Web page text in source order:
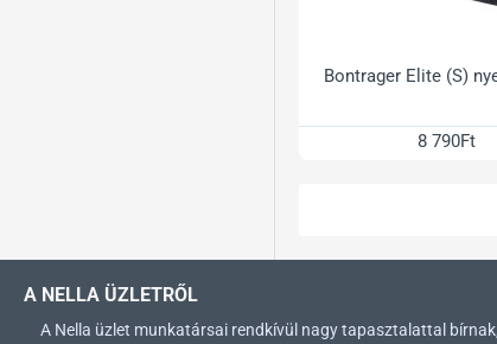
Bontrager Elite (S)
8 790Ft
A NELLA ÜZLETRŐL
A Nella üzlet munkatársai rendkívül nagy tapasztalattal